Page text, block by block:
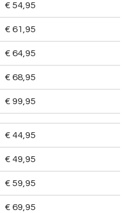
€ 54,95
€ 61,95
€ 64,95
€ 68,95
€ 99,95
€ 44,95
€ 49,95
€ 59,95
€ 69,95